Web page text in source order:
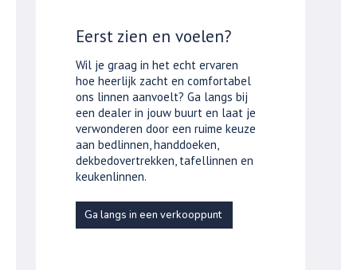
Eerst zien en voelen?
Wil je graag in het echt ervaren
hoe heerlijk zacht en comfortabel
ons linnen aanvoelt? Ga langs bij
een dealer in jouw buurt en laat je
verwonderen door een ruime keuze
aan bedlinnen, handdoeken,
dekbedovertrekken, tafellinnen en
keukenlinnen.
Ga langs in een verkooppunt